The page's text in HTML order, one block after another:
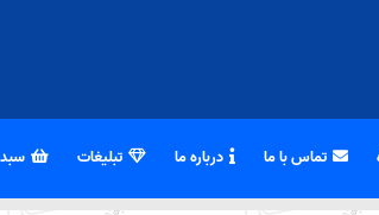
تماس با ما درباره ما تبلیغات سبد